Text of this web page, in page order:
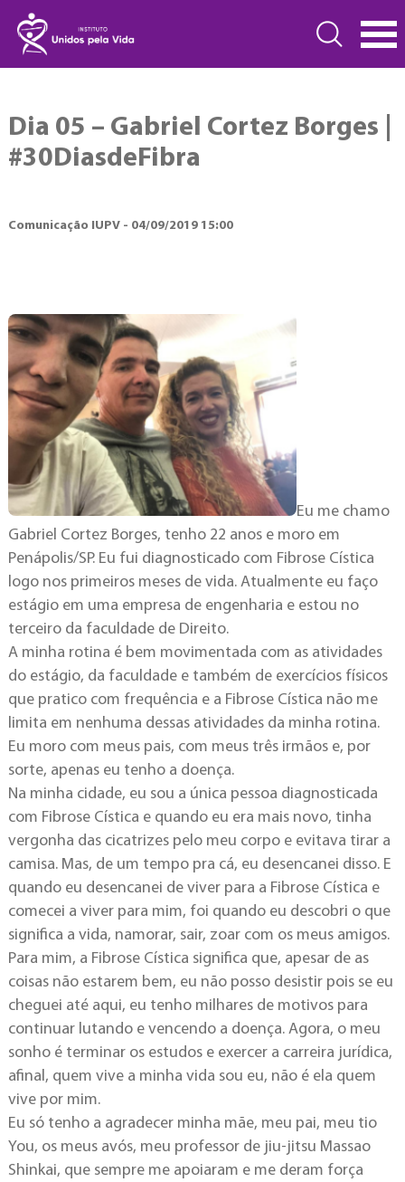
Dia 05 – Gabriel Cortez Borges |
#30DiasdeFibra
Comunicação IUPV - 04/09/2019 15:00
Eu me chamo
Gabriel Cortez Borges, tenho 22 anos e moro em
Penápolis/SP. Eu fui diagnosticado com Fibrose Cística
logo nos primeiros meses de vida. Atualmente eu faço
estágio em uma empresa de engenharia e estou no
terceiro da faculdade de Direito.
A minha rotina é bem movimentada com as atividades
do estágio, da faculdade e também de exercícios físicos
que pratico com frequência e a Fibrose Cística não me
limita em nenhuma dessas atividades da minha rotina.
Eu moro com meus pais, com meus três irmãos e, por
sorte, apenas eu tenho a doença.
Na minha cidade, eu sou a única pessoa diagnosticada
com Fibrose Cística e quando eu era mais novo, tinha
vergonha das cicatrizes pelo meu corpo e evitava tirar a
camisa. Mas, de um tempo pra cá, eu desencanei disso. E
quando eu desencanei de viver para a Fibrose Cística e
comecei a viver para mim, foi quando eu descobri o que
significa a vida, namorar, sair, zoar com os meus amigos.
Para mim, a Fibrose Cística significa que, apesar de as
coisas não estarem bem, eu não posso desistir pois se eu
cheguei até aqui, eu tenho milhares de motivos para
continuar lutando e vencendo a doença. Agora, o meu
sonho é terminar os estudos e exercer a carreira jurídica,
afinal, quem vive a minha vida sou eu, não é ela quem
vive por mim.
Eu só tenho a agradecer minha mãe, meu pai, meu tio
You, os meus avós, meu professor de jiu-jitsu Massao
Shinkai, que sempre me apoiaram e me deram força